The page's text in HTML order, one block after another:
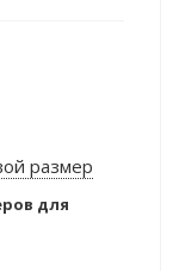
размер
для